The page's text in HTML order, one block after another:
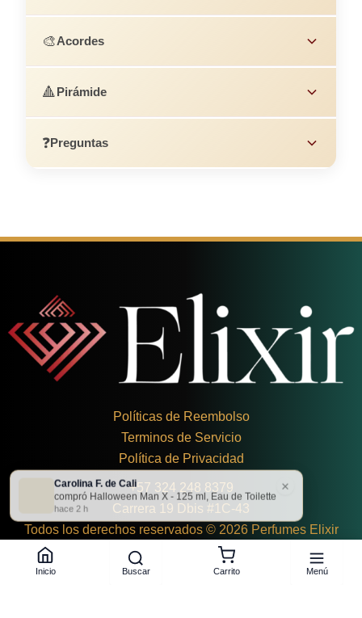
🎨Acordes
🔺Pirámide
❓Preguntas
Políticas de Reembolso
Terminos de Servicio
Política de Privacidad
+57 324 248 8379
Carrera 19 Dbis #1C-43
Todos los derechos reservados © 2026 Perfumes Elixir
Inicio Buscar Carrito Menú
Carolina F. de Cali
compró Halloween Man X - 125 ml, Eau de Toilette
hace 2 h
×